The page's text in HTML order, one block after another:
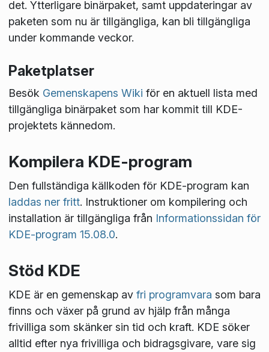
det. Ytterligare binärpaket, samt uppdateringar av
paketen som nu är tillgängliga, kan bli tillgängliga
under kommande veckor.
Paketplatser
Besök Gemenskapens Wiki för en aktuell lista med
tillgängliga binärpaket som har kommit till KDE-
projektets kännedom.
Kompilera KDE-program
Den fullständiga källkoden för KDE-program kan
laddas ner fritt. Instruktioner om kompilering och
installation är tillgängliga från Informationssidan för
KDE-program 15.08.0.
Stöd KDE
KDE är en gemenskap av fri programvara som bara
finns och växer på grund av hjälp från många
frivilliga som skänker sin tid och kraft. KDE söker
alltid efter nya frivilliga och bidragsgivare, vare sig